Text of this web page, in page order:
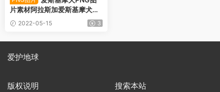
片素材阿拉斯加爱斯基摩犬狗
图片-PNG图片72303下载
2022-05-15 3
爱护地球
版权说明 搜索本站